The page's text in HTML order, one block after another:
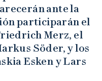
ante la
participarán el
Merz, el
Söder, y los
Esken y Lars